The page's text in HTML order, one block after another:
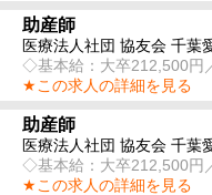
助産師
医療法人社団 協友会 千葉
◇基本給：大卒212,500円
★この求人の詳細を見る
助産師
医療法人社団 協友会 千葉
◇基本給：大卒212,500円
★この求人の詳細を見る